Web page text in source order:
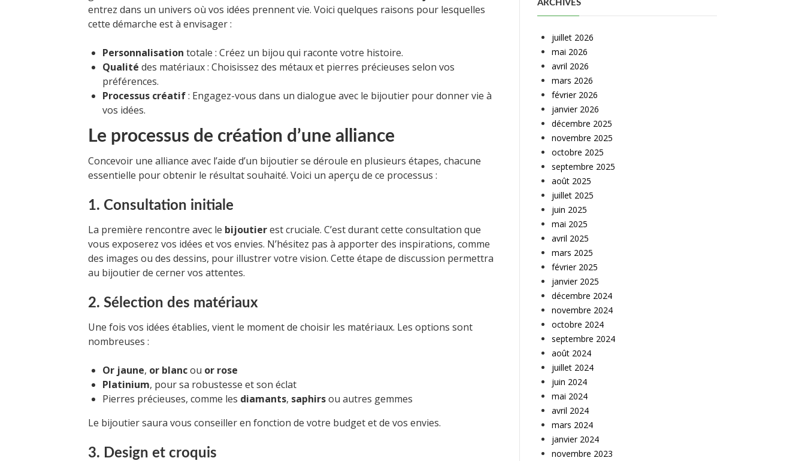
entrez dans un univers où vos idées prennent vie. Voici quelques raisons pour lesquelles
cette démarche est à envisager :
Personnalisation totale : Créez un bijou qui raconte votre histoire.
Qualité des matériaux : Choisissez des métaux et pierres précieuses selon vos
préférences.
Processus créatif: Engagez-vous dans un dialogue avec le bijoutier pour donner vie à
vos idées.
Le processus de création d’une alliance
Concevoir une alliance avec l’aide d’un bijoutier se déroule en plusieurs étapes, chacune
essentielle pour obtenir le résultat souhaité. Voici un aperçu de ce processus :
1. Consultation initiale
La première rencontre avec le bijoutierest cruciale. C’est durant cette consultation que
vous exposerez vos idées et vos envies. N’hésitez pas à apporter des inspirations, comme
des images ou des dessins, pour illustrer votre vision. Cette étape de discussion permettra
au bijoutier de cerner vos attentes.
2. Sélection des matériaux
Une fois vos idées établies, vient le moment de choisir les matériaux. Les options sont
nombreuses :
Or jaune, or blancou or rose
Platinium, pour sa robustesse et son éclat
Pierres précieuses, comme les diamants, saphirsou autres gemmes
Le bijoutier saura vous conseiller en fonction de votre budget et de vos envies.
3. Design et croquis
ARCHIVES
juillet 2026
mai 2026
avril 2026
mars 2026
février 2026
janvier 2026
décembre 2025
novembre 2025
octobre 2025
septembre 2025
août 2025
juillet 2025
juin 2025
mai 2025
avril 2025
mars 2025
février 2025
janvier 2025
décembre 2024
novembre 2024
octobre 2024
septembre 2024
août 2024
juillet 2024
juin 2024
mai 2024
avril 2024
mars 2024
janvier 2024
novembre 2023